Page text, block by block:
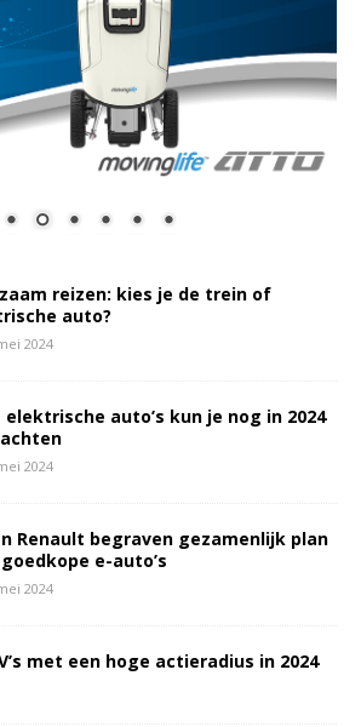
reizen: kies je de trein of
auto?
2024
elektrische auto’s kun je nog in 2024
2024
Renault begraven gezamenlijk plan
e-auto’s
2024
met een hoge actieradius in 2024